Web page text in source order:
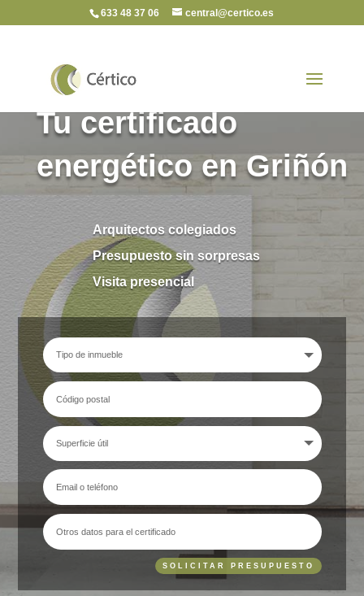
633 48 37 06 central@certico.es
Tu certificado
energético en Griñón
Arquitectos colegiados
Presupuesto sin sorpresas
Visita presencial
SOLICITAR PRESUPUESTO